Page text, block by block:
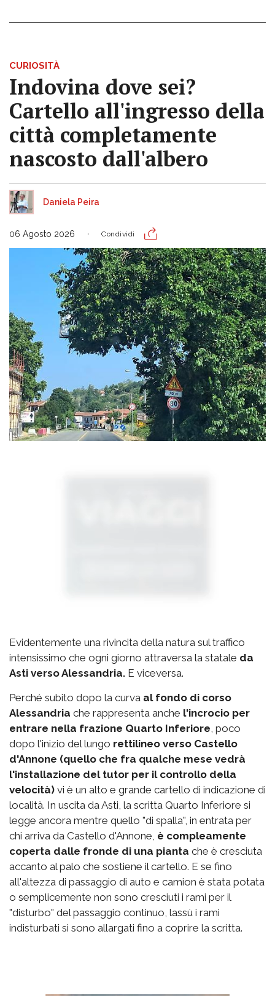
CURIOSITÀ
Indovina dove sei?
Cartello all'ingresso della
città completamente
nascosto dall'albero
Daniela Peira
06 Agosto 2026 Condividi
Evidentemente una rivincita della natura sul traffico
intensissimo che ogni giorno attraversa la statale da
Asti verso Alessandria. E viceversa.
Perché subito dopo la curva al fondo di corso
Alessandria che rappresenta anche l'incrocio per
entrare nella frazione Quarto Inferiore , poco
dopo l'inizio del lungo rettilineo verso Castello
d'Annone (quello che fra qualche mese vedrà
l'installazione del tutor per il controllo della
velocità) vi è un alto e grande cartello di indicazione di
località. In uscita da Asti, la scritta Quarto Inferiore si
legge ancora mentre quello "di spalla", in entrata per
chi arriva da Castello d'Annone, è compleamente
coperta dalle fronde di una pianta che è cresciuta
accanto al palo che sostiene il cartello. E se fino
all'altezza di passaggio di auto e camion è stata potata
o semplicemente non sono cresciuti i rami per il
"disturbo" del passaggio continuo, lassù i rami
indisturbati si sono allargati fino a coprire la scritta.